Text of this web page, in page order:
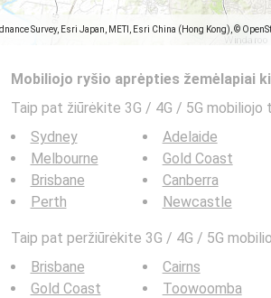
Survey, Esri Japan, METI, Esri China (Hong Kong), ©
Mobiliojo ryšio aprėpties žemėlapiai
Taip pat žiūrėkite 3G / 4G / 5G mobiliojo
Sydney
Melbourne
Brisbane
Perth
Adelaide
Gold Coast
Canberra
Newcastle
Taip pat peržiūrėkite 3G / 4G / 5G
Brisbane
Gold Coast
Cairns
Toowoomba